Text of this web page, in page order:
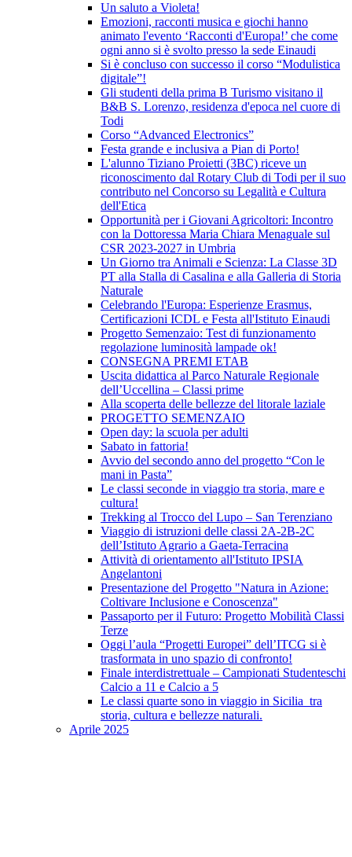
Un saluto a Violeta!
Emozioni, racconti musica e giochi hanno
animato l'evento ‘Racconti d'Europa!’ che come
ogni anno si è svolto presso la sede Einaudi
Si è concluso con successo il corso “Modulistica
digitale”!
Gli studenti della prima B Turismo visitano il
B&B S. Lorenzo, residenza d'epoca nel cuore di
Todi
Corso “Advanced Electronics”
Festa grande e inclusiva a Pian di Porto!
L'alunno Tiziano Proietti (3BC) riceve un
riconoscimento dal Rotary Club di Todi per il suo
contributo nel Concorso su Legalità e Cultura
dell'Etica
Opportunità per i Giovani Agricoltori: Incontro
con la Dottoressa Maria Chiara Menaguale sul
CSR 2023-2027 in Umbria
Un Giorno tra Animali e Scienza: La Classe 3D
PT alla Stalla di Casalina e alla Galleria di Storia
Naturale
Celebrando l'Europa: Esperienze Erasmus,
Certificazioni ICDL e Festa all'Istituto Einaudi
Progetto Semenzaio: Test di funzionamento
regolazione luminosità lampade ok!
CONSEGNA PREMI ETAB
Uscita didattica al Parco Naturale Regionale
dell’Uccellina – Classi prime
Alla scoperta delle bellezze del litorale laziale
PROGETTO SEMENZAIO
Open day: la scuola per adulti
Sabato in fattoria!
Avvio del secondo anno del progetto “Con le
mani in Pasta”
Le classi seconde in viaggio tra storia, mare e
cultura!
Trekking al Trocco del Lupo – San Terenziano
Viaggio di istruzioni delle classi 2A-2B-2C
dell’Istituto Agrario a Gaeta-Terracina
Attività di orientamento all'Istituto IPSIA
Angelantoni
Presentazione del Progetto "Natura in Azione:
Coltivare Inclusione e Conoscenza"
Passaporto per il Futuro: Progetto Mobilità Classi
Terze
Oggi l’aula “Progetti Europei” dell’ITCG si è
trasformata in uno spazio di confronto!
Finale interdistrettuale – Campionati Studenteschi
Calcio a 11 e Calcio a 5
Le classi quarte sono in viaggio in Sicilia tra
storia, cultura e bellezze naturali.
Aprile 2025